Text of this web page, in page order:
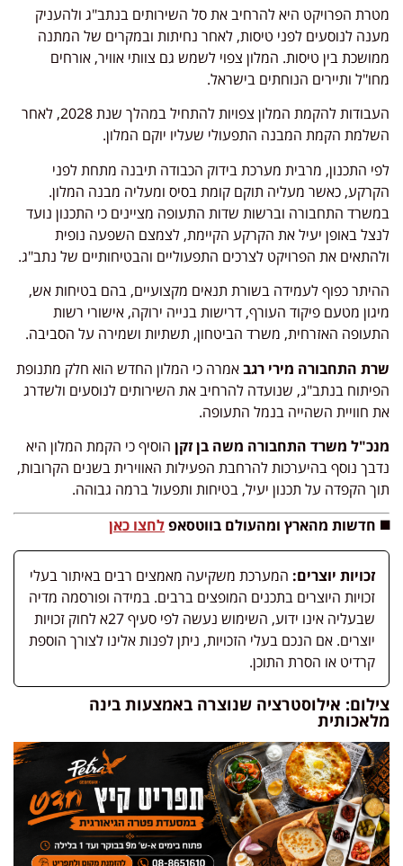
מטרת הפרויקט היא להרחיב את סל השירותים בנתב"ג ולהעניק
מענה לנוסעים לפני טיסות, לאחר נחיתות ובמקרים של המתנה
ממושכת בין טיסות. המלון צפוי לשמש גם צוותי אוויר, אורחים
מחו"ל ותיירים הנוחתים בישראל.
העבודות להקמת המלון צפויות להתחיל במהלך שנת 2028, לאחר
השלמת הקמת המבנה התפעולי שעליו יוקם המלון.
לפי התכנון, מרבית מערכת בידוק הכבודה תיבנה מתחת לפני
הקרקע, כאשר מעליה תוקם קומת בסיס ומעליה מבנה המלון.
במשרד התחבורה וברשות שדות התעופה מציינים כי התכנון נועד
לנצל באופן יעיל את הקרקע הקיימת, לצמצם השפעה נופית
ולהתאים את הפרויקט לצרכים התפעוליים והבטיחותיים של נתב"ג.
ההיתר כפוף לעמידה בשורת תנאים מקצועיים, בהם בטיחות אש,
מיגון מטעם פיקוד העורף, דרישות בנייה ירוקה, אישורי רשות
התעופה האזרחית, משרד הביטחון, תשתיות ושמירה על הסביבה.
שרת התחבורה מירי רגבאמרה כי המלון החדש הוא חלק מתנופת
הפיתוח בנתב"ג, שנועדה להרחיב את השירותים לנוסעים ולשדרג
את חוויית השהייה בנמל התעופה.
מנכ"ל משרד התחבורה משה בן זקן הוסיף כי הקמת המלון היא
נדבך נוסף בהיערכות להרחבת הפעילות האווירית בשנים הקרובות,
תוך הקפדה על תכנון יעיל, בטיחות ותפעול ברמה גבוהה.
◼️ חדשות מהארץ ומהעולם בווטסאפלחצו כאן
זכויות יוצרים: המערכת משקיעה מאמצים רבים באיתור בעלי
זכויות היוצרים בתכנים המופצים ברבים. במידה ופורסמה מדיה
שבעליה אינו ידוע, השימוש נעשה לפי סעיף 27א לחוק זכויות
יוצרים. אם הנכם בעלי הזכויות, ניתן לפנות אלינו לצורך הוספת
קרדיט או הסרת התוכן.
צילום: אילוסטרציה שנוצרה באמצעות בינה
מלאכותית